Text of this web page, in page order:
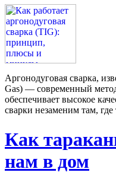
Аргонодуговая сварка,
Gas) — современный
обеспечивает высокое
сварки незаменим там, где
Как
нам в дом